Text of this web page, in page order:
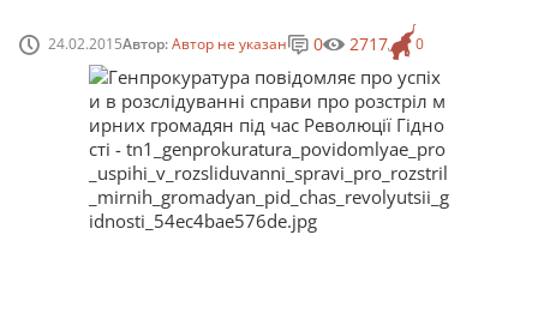
24.02.2015Автор:Автор не указан 0
0 2717